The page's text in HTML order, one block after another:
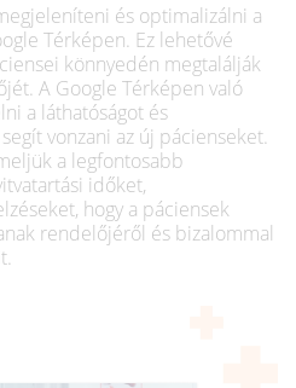
és optimalizálni a
Térképen. Ez lehetővé
könnyedén megtalálják
A Google Térképen való
a láthatóságot és
vonzani az új pácienseket.
a legfontosabb
időket,
hogy a páciensek
rendelőjéről és bizalommal